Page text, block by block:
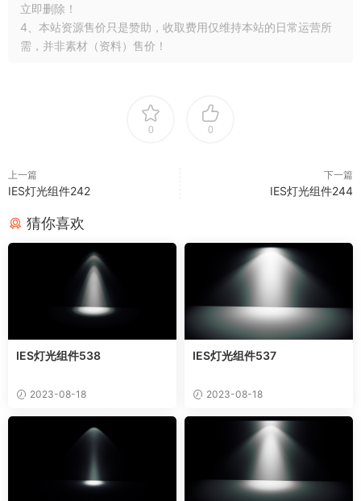
立即删除！
4、本站资源售价只是赞助，收取费用仅维持本站的日常运营所
需，并非素材（资料）售价！
0 0
上一篇
IES灯光组件242
下一篇
IES灯光组件244
猜你喜欢
IES灯光组件538
2023-08-18
IES灯光组件537
2023-08-18